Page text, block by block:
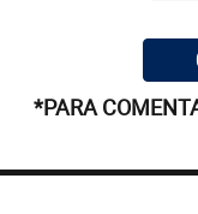
*PARA